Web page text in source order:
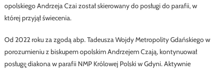
opolskiego Andrzeja Czai został skierowany do posługi do parafii, w
której przyjął świecenia.
Od 2022 roku za zgodą abp. Tadeusza Wojdy Metropolity Gdańskiego w
porozumieniu z biskupem opolskim Andrzejem Czają, kontynuował
posługę̨ diakona w parafii NMP Królowej Polski w Gdyni. Aktywnie